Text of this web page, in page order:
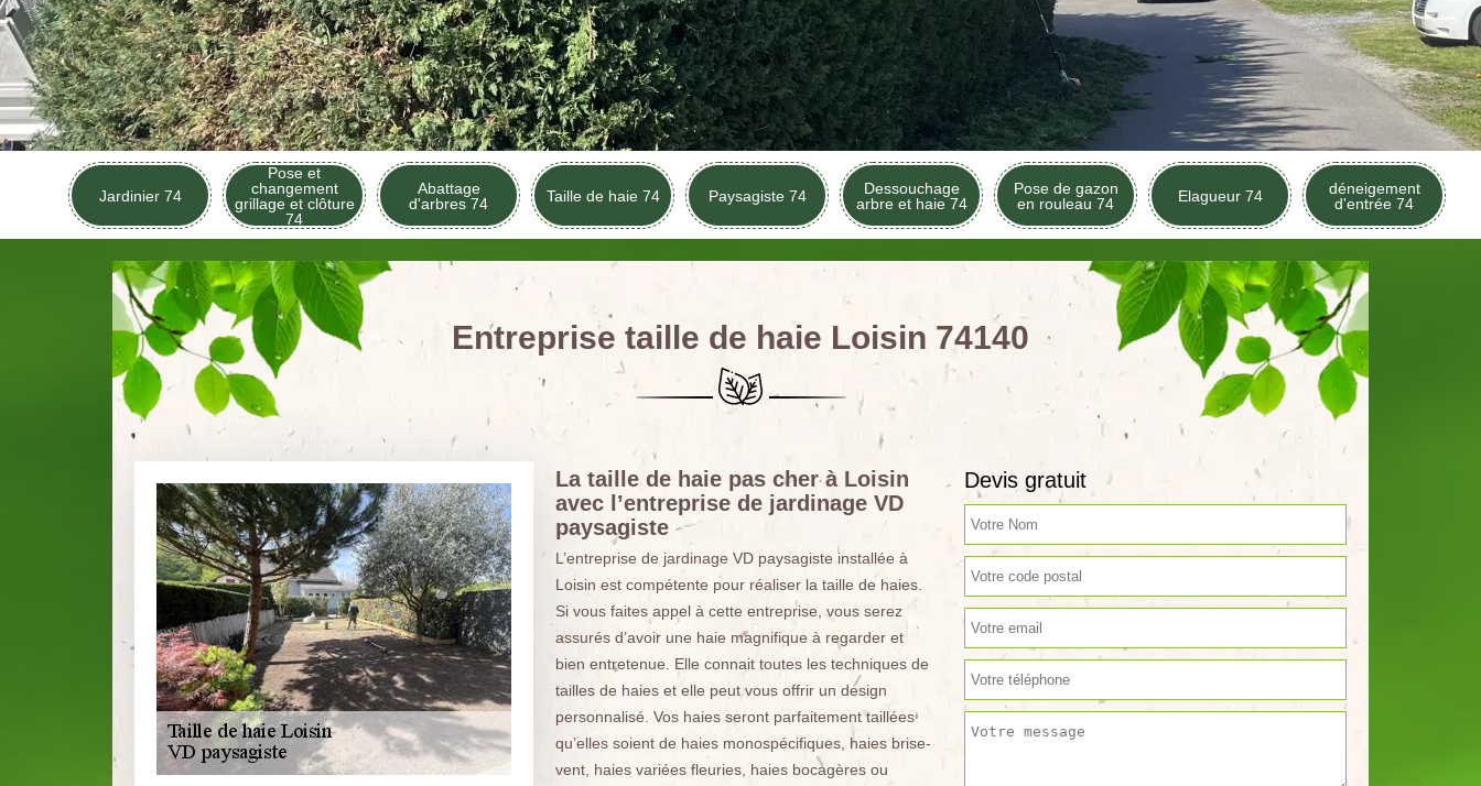
Jardinier 74
Pose et
changement
grillage et clôture
74
Abattage
d'arbres 74
Taille de haie 74 Paysagiste 74
Dessouchage
arbre et haie 74
Pose de gazon
en rouleau 74
Elagueur 74
déneigement
d'entrée 74
Entreprise taille de haie Loisin 74140
La taille de haie pas cher à Loisin
avec l’entreprise de jardinage VD
paysagiste
L’entreprise de jardinage VD paysagiste installée à
Loisin est compétente pour réaliser la taille de haies.
Si vous faites appel à cette entreprise, vous serez
assurés d’avoir une haie magnifique à regarder et
bien entretenue. Elle connait toutes les techniques de
tailles de haies et elle peut vous offrir un design
personnalisé. Vos haies seront parfaitement taillées
qu’elles soient de haies monospécifiques, haies brise-
vent, haies variées fleuries, haies bocagères ou
Devis gratuit